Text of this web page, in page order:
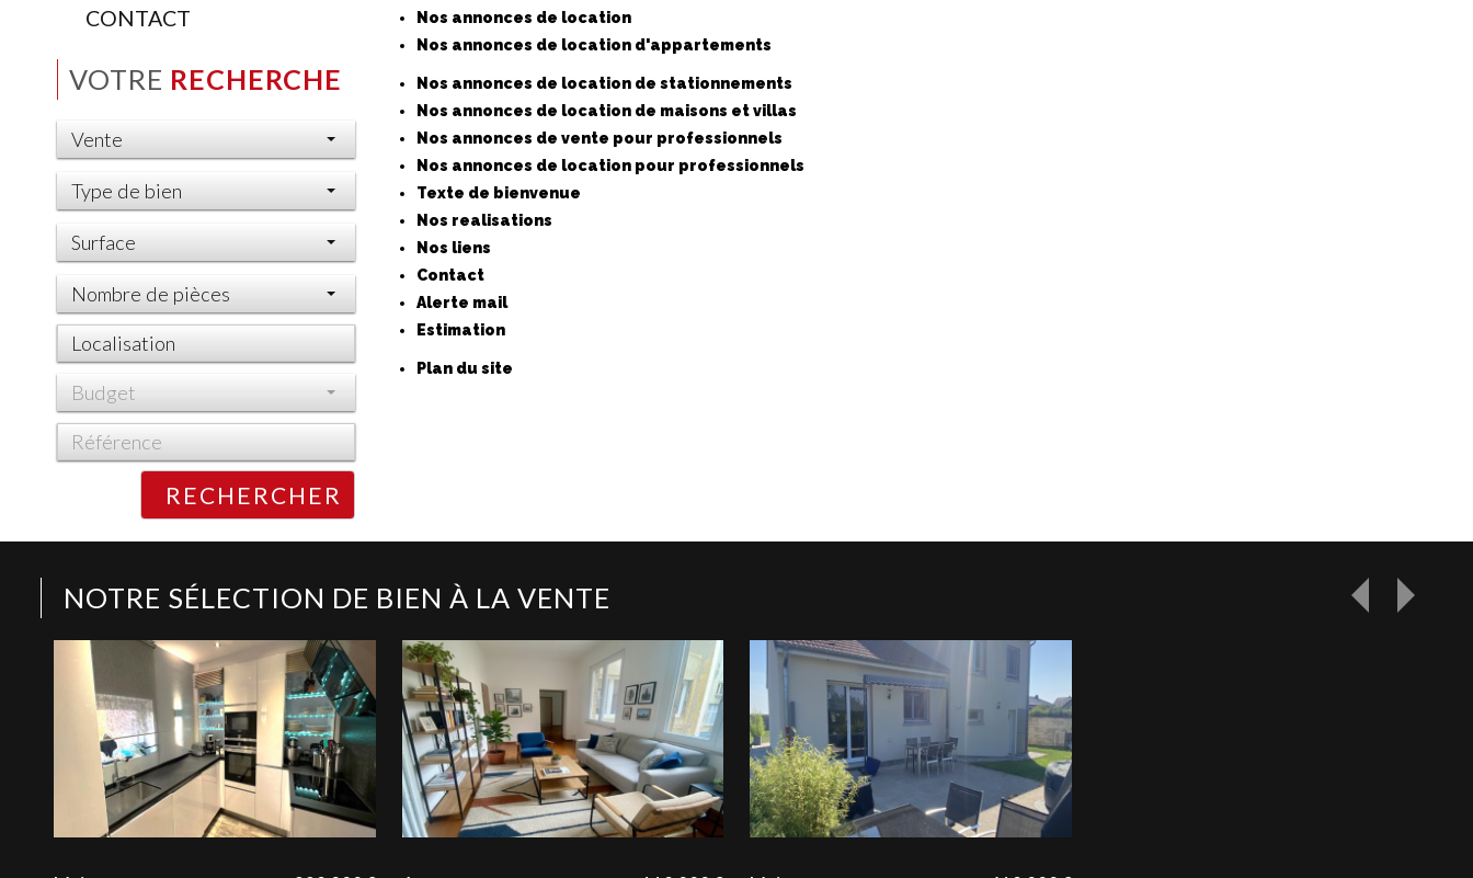
CONTACT
VOTRE RECHERCHE
Vente
Type de bien
Surface
Nombre de pièces
Budget
RECHERCHER
Nos annonces de location
Nos annonces de location d'appartements
Nos annonces de location de stationnements
Nos annonces de location de maisons et villas
Nos annonces de vente pour professionnels
Nos annonces de location pour professionnels
Texte de bienvenue
Nos realisations
Nos liens
Contact
Alerte mail
Estimation
Plan du site
NOTRE SÉLECTION DE BIEN À LA VENTE